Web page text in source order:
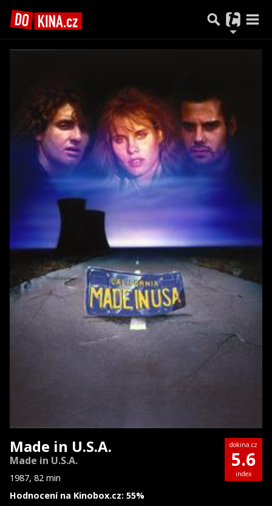
Made in U.S.A.
Made in U.S.A.
1987, 82 min
Hodnocení na Kinobox.cz: 55%
dokina.cz
5.6
index